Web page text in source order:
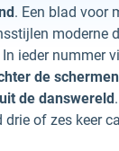
. Een blad voor
moderne
ieder nummer
de schermen
de danswereld
of zes keer